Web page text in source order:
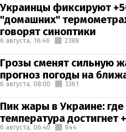
Украинцы фиксируют
"домашних"
говорят синоптики
6 августа, 16:46 2388
Грозы сменят сильную
прогноз погоды на
6 августа, 08:00 3361
Пик жары в Украине: где
температура достигнет
6 августа, 06:40 844